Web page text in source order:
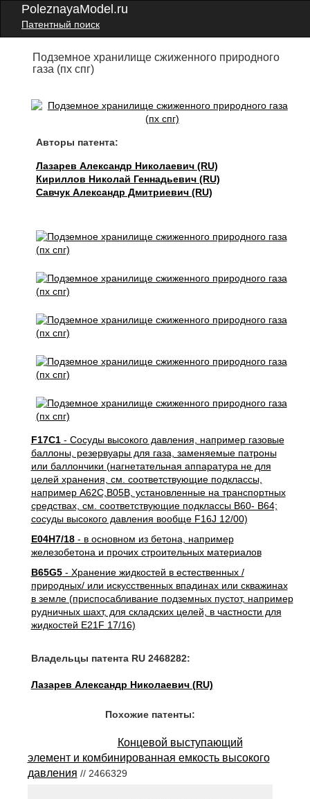
PoleznayaModel.ru
Патентный поиск
Подземное хранилище сжиженного природного
газа (пх спг)
Авторы патента:
Лазарев Александр Николаевич (RU)
Кириллов Николай Геннадьевич (RU)
Савчук Александр Дмитриевич (RU)
F17C1- Сосуды высокого давления, например газовые
баллоны, резервуары для газа, заменяемые патроны
или баллончики (нагнетательная аппаратура не для
целей хранения, см. соответствующие подклассы,
например A62C,B05B, установленные на транспортных
средствах, см. соответствующие подклассы B60- B64;
сосуды высокого давления вообще F16J 12/00)
E04H7/18- в основном из бетона, например
железобетона и прочих строительных материалов
B65G5- Хранение жидкостей в естественных /
природных/ или искусственных впадинах или скважинах
в земле (приспосабливание подземных пустот, например
рудничных шахт, для складских целей, в частности для
жидкостей E21F 17/16)
Владельцы патента RU 2468282:
Лазарев Александр Николаевич (RU)
Похожие патенты:
Концевой выступающий
элемент и комбинированная емкость высокого
давления // 2466329